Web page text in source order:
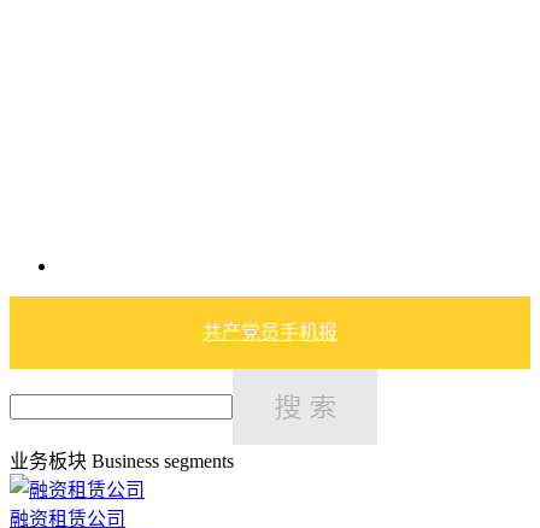
共产党员手机报
业务板块 Business segments
融资租赁公司